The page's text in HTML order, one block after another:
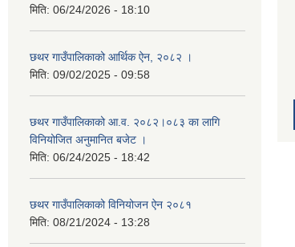
मिति: 06/24/2026 - 18:10
छथर गाउँपालिकाको आर्थिक ऐन, २०८२ ।
मिति: 09/02/2025 - 09:58
छथर गाउँपालिकाको आ.व. २०८२।०८३ का लागि
विनियोजित अनुमानित बजेट ।
मिति: 06/24/2025 - 18:42
छथर गाउँपालिकाको विनियोजन ऐन २०८१
मिति: 08/21/2024 - 13:28